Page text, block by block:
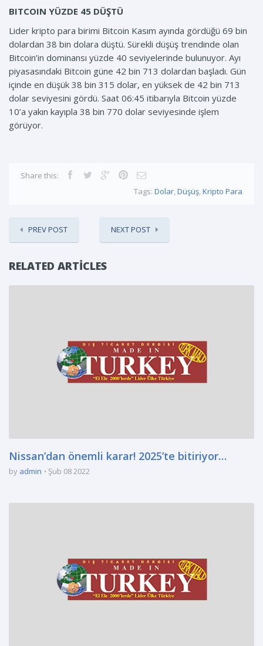
BITCOIN YÜZDE 45 DÜŞTÜ
Lider kripto para birimi Bitcoin Kasım ayında gördüğü 69 bin
dolardan 38 bin dolara düştü. Sürekli düşüş trendinde olan
Bitcoin’in dominansı yüzde 40 seviyelerinde bulunuyor. Ayı
piyasasındaki Bitcoin güne 42 bin 713 dolardan başladı. Gün
içinde en düşük 38 bin 315 dolar, en yüksek de 42 bin 713
dolar seviyesini gördü. Saat 06:45 itibarıyla Bitcoin yüzde
10’a yakın kayıpla 38 bin 770 dolar seviyesinde işlem
görüyor.
Share this:
Tags: Dolar,Düşüş,Kripto Para
PREV POST NEXT POST
RELATED ARTICLES
Nissan’dan önemli karar! 2025’te bitiriyor…
by admin Şub 08 2022